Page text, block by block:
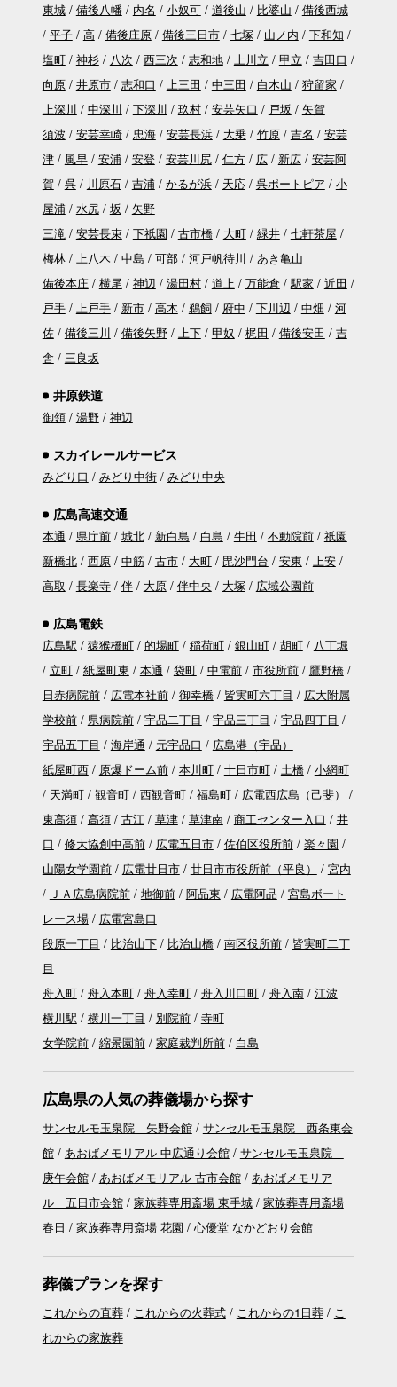
東城
備後八幡 内名 小奴可 道後山 比婆山
備後西城
平子
高 備後庄原 備後三日市 七塚 山ノ内
下和知
塩町
神杉 八次 西三次 志和地 上川立 甲立
吉田口
向原
井原市 志和口 上三田 中三田 白木山
狩留家
上深川
中深川 下深川 玖村 安芸矢口 戸坂
矢賀
須波
安芸幸崎 忠海 安芸長浜 大乗 竹原 吉名
安芸
津
風早 安浦 安登 安芸川尻 仁方 広 新広
安芸阿
賀
呉 川原石 吉浦 かるが浜 天応 呉ポートピア
小
屋浦
水尻 坂
矢野
三滝
安芸長束 下祇園 古市橋 大町 緑井
七軒茶屋
梅林
上八木 中島 可部 河戸帆待川
あき亀山
備後本庄
横尾 神辺 湯田村 道上 万能倉 駅家
近田
戸手
上戸手 新市 高木 鵜飼 府中 下川辺 中畑
河
佐
備後三川 備後矢野 上下 甲奴 梶田 備後安田
吉
舎
三良坂
井原鉄道
御領 湯野 神辺
スカイレールサービス
みどり口 みどり中街 みどり中央
広島高速交通
本通 県庁前 城北 新白島 白島 牛田 不動院前
祇園
新橋北
西原 中筋 古市 大町 毘沙門台 安東
上安
高取
長楽寺 伴 大原 伴中央 大塚 広域公園前
広島電鉄
広島駅 猿猴橋町 的場町 稲荷町 銀山町 胡町
八丁堀
立町
紙屋町東 本通 袋町 中電前 市役所前
鷹野橋
日赤病院前
広電本社前 御幸橋 皆実町六丁目
広大附属
学校前
県病院前 宇品二丁目 宇品三丁目
宇品四丁目
宇品五丁目
海岸通 元宇品口
広島港（宇品）
紙屋町西
原爆ドーム前 本川町 十日市町 土橋
小網町
天満町
観音町 西観音町 福島町
広電西広島（己斐）
東高須
高須 古江 草津 草津南 商工センター入口
井
口
修大協創中高前 広電五日市 佐伯区役所前
楽々園
山陽女学園前
広電廿日市 廿日市市役所前（平良）
宮内
ＪＡ広島病院前
地御前 阿品東 広電阿品
宮島ボート
レース場
広電宮島口
段原一丁目
比治山下 比治山橋 南区役所前
皆実町二丁
目
舟入町
舟入本町 舟入幸町 舟入川口町 舟入南
江波
横川駅
横川一丁目 別院前
寺町
女学院前
縮景園前 家庭裁判所前 白島
広島県の人気の葬儀場から探す
サンセルモ玉泉院 矢野会館
サンセルモ玉泉院 西条東会
館
あおばメモリアル 中広通り会館
サンセルモ玉泉院
庚午会館
あおばメモリアル 古市会館
あおばメモリア
ル 五日市会館
家族葬専用斎場 東手城
家族葬専用斎場
春日
家族葬専用斎場 花園 心優堂 なかどおり会館
葬儀プランを探す
これからの直葬 これからの火葬式 これからの1日葬
こ
れからの家族葬